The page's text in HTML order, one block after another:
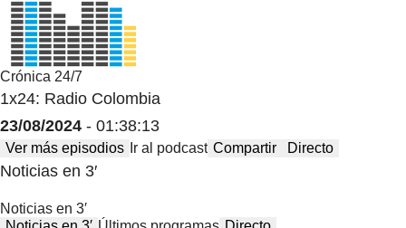
Crónica 24/7
1x24: Radio Colombia
23/08/2024 - 01:38:13
Ver más episodios Ir al podcast Compartir Directo
Noticias en 3′
Noticias en 3′